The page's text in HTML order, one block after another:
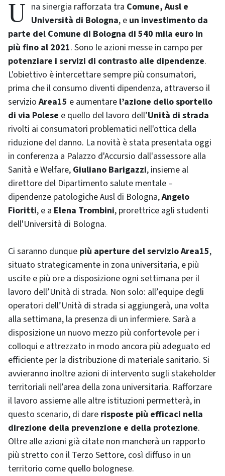
Una sinergia rafforzata tra Comune, Ausl e
Università di Bologna, e un investimento da
parte del Comune di Bologna di 540 mila euro in
più fino al 2021. Sono le azioni messe in campo per
potenziare i servizi di contrasto alle dipendenze.
L'obiettivo è intercettare sempre più consumatori,
prima che il consumo diventi dipendenza, attraverso il
servizioArea15 e aumentare l’azione dello sportello
di via Polese e quello del lavoro dell’Unità di strada
rivolti ai consumatori problematici nell'ottica della
riduzione del danno. La novità è stata presentata oggi
in conferenza a Palazzo d'Accursio dall'assessore alla
Sanità e Welfare, Giuliano Barigazzi, insieme al
direttore del Dipartimento salute mentale –
dipendenze patologiche Ausl di Bologna,Angelo
Fioritti, e a Elena Trombini, prorettrice agli studenti
dell'Università di Bologna.
Ci saranno dunque più aperture del servizio Area15,
situato strategicamente in zona universitaria, e più
uscite e più ore a disposizione ogni settimana per il
lavoro dell’Unità di strada. Non solo: all’equipe degli
operatori dell’Unità di strada si aggiungerà, una volta
alla settimana, la presenza di un infermiere. Sarà a
disposizione un nuovo mezzo più confortevole per i
colloqui e attrezzato in modo ancora più adeguato ed
efficiente per la distribuzione di materiale sanitario. Si
avvieranno inoltre azioni di intervento sugli stakeholder
territoriali nell’area della zona universitaria. Rafforzare
il lavoro assieme alle altre istituzioni permetterà, in
questo scenario, di dare risposte più efficaci nella
direzione della prevenzione e della protezione.
Oltre alle azioni già citate non mancherà un rapporto
più stretto con il Terzo Settore, così diffuso in un
territorio come quello bolognese.